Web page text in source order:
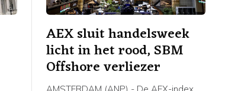
AEX sluit handelsweek
licht in het rood, SBM
Offshore verliezer